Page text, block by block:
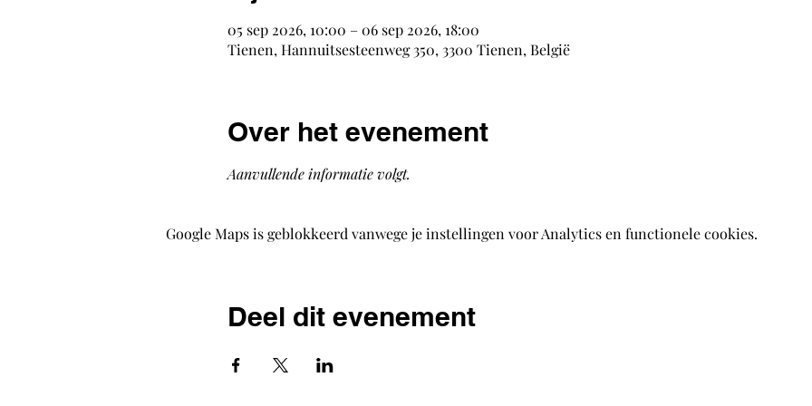
05 sep 2026, 10:00 – 06 sep 2026, 18:00
Tienen, Hannuitsesteenweg 350, 3300 Tienen, België
Over het evenement
Aanvullende informatie volgt.
Google Maps is geblokkeerd vanwege je instellingen voor Analytics en functionele cookies.
Deel dit evenement